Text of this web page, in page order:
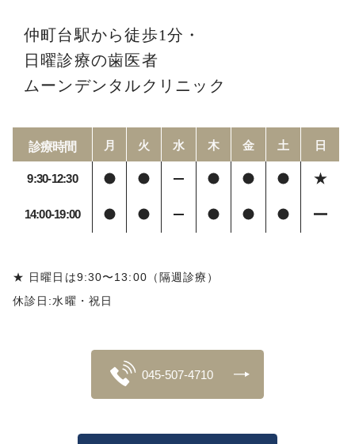
仲町台駅から徒歩1分・
日曜診療の歯医者
ムーンデンタルクリニック
診療時間 月 火 水 木 金 土 日
9:30-12:30
14:00-19:00
★ 日曜日は9:30〜13:00（隔週診療）
休診日:水曜・祝日
045-507-4710